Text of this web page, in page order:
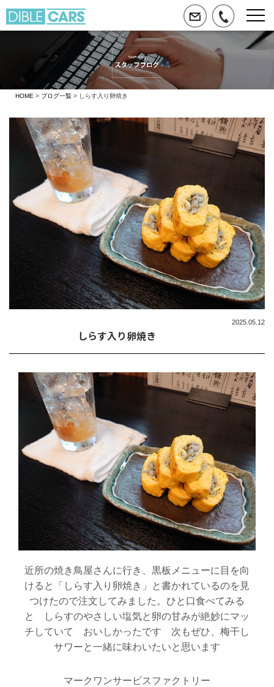
HOME > ブログ一覧 > しらす入り卵焼き
しらす入り卵焼き
2025.05.12
近所の焼き鳥屋さんに行き、黒板メニューに目を向
けると「しらす入り卵焼き」と書かれているのを見
つけたので注文してみました。ひと口食べてみる
と しらすのやさしい塩気と卵の甘みが絶妙にマッ
チしていて おいしかったです 次もぜひ、梅干し
サワーと一緒に味わいたいと思います
マークワンサービスファクトリー